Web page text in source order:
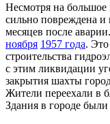
Несмотря на большое
сильно повреждена и
месяцев после
ноября 1957 года.
строительства
с этим ликвидации
закрытия шахты
Жители переехали в
Здания в городе